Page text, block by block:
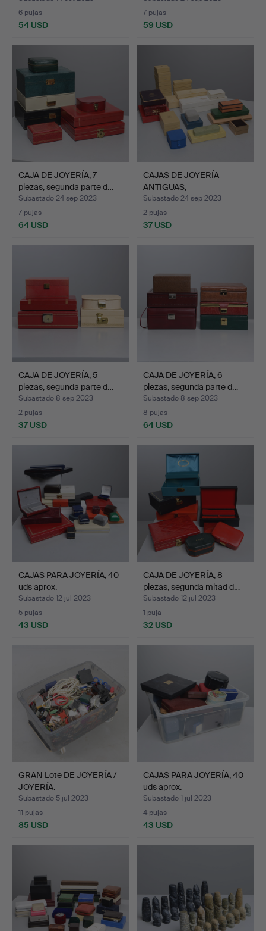
6 pujas
54 USD
7 pujas
59 USD
CAJA DE JOYERÍA, 7
piezas, segunda parte d…
Subastado 24 sep 2023
7 pujas
64 USD
CAJAS DE JOYERÍA
ANTIGUAS,
aproximadamente…
Subastado 24 sep 2023
2 pujas
37 USD
CAJA DE JOYERÍA, 5
piezas, segunda parte d…
Subastado 8 sep 2023
2 pujas
37 USD
CAJA DE JOYERÍA, 6
piezas, segunda parte d…
Subastado 8 sep 2023
8 pujas
64 USD
CAJAS PARA JOYERÍA, 40
uds aprox.
Subastado 12 jul 2023
5 pujas
43 USD
CAJA DE JOYERÍA, 8
piezas, segunda mitad d…
Subastado 12 jul 2023
1 puja
32 USD
GRAN Lote DE JOYERÍA /
JOYERÍA.
Subastado 5 jul 2023
11 pujas
85 USD
CAJAS PARA JOYERÍA, 40
uds aprox.
Subastado 1 jul 2023
4 pujas
43 USD